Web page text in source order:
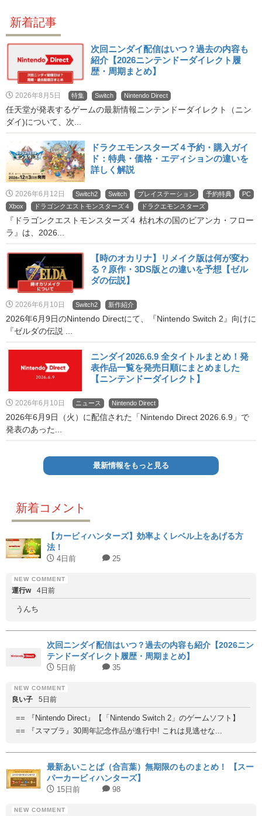
新着記事
次回ニンダイ配信はいつ？過去の内容も
紹介【2026ニンテンドーダイレクト履
歴・周期まとめ】
2026年8月5日 特集 Switch Nintendo Direct
任天堂が発表するゲームの最新情報ニンテンドーダイレクト（ニン
ダイ)について、次...
ドラクエモンスターズ４予約・購入ガイ
ド：特典・価格・エディションの違いを
詳しく解説
2026年6月12日 Switch2 Switch プレイステーション 予約特典
PC
Xbox
ドラゴンクエストモンスターズ４ ドラクエモンスターズ
『ドラゴンクエストモンスターズ４ 枯れ木の国のビアンカ・フロー
ラ』は、2026...
【時のオカリナ】リメイク版は何が変わ
る？原作・3DS版との違いを予想【ゼル
ダの伝説】
2026年6月10日 Switch2 新作紹介
2026年6月9日のNintendo Directにて、『Nintendo Switch 2』向けに
『ゼルダの伝説 ...
ニンダイ2026.6.9 全タイトルまとめ！発
表作品一覧を発売日順にまとめました
【ニンテンドーダイレクト】
2026年6月10日 ニュース Nintendo Direct
2026年6月9日（火）に配信された「Nintendo Direct 2026.6.9」で
発表のあった...
最新情報をもっと見る
新着コメント
【カービィハンターズ】効率よくレベル上をあげる方
法！
4日前 25
運行w 4日前
うんち
次回ニンダイ配信はいつ？過去の内容も紹介【2026ニン
テンドーダイレクト履歴・周期まとめ】
5日前 35
良い子 5日前
== 『Nintendo Direct』【「Nintendo Switch 2」のゲームソフト】
== 『スマブラ』30周年記念作品が進行中! これは見逃せな...
最新あいことば（合言葉）無期限のものまとめ！ 【スー
パーカービィハンターズ】
15日前 98